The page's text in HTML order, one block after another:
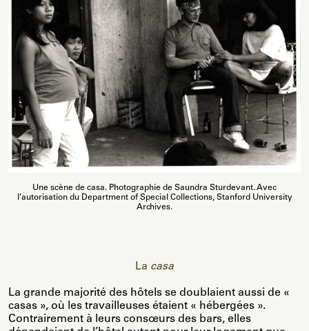
Une scène de casa. Photographie de Saundra Sturdevant. Avec
l’autorisation du Department of Special Collections, Stanford University
Archives.
La casa
La grande majorité des hôtels se doublaient aussi de «
casas », où les travailleuses étaient « hébergées ».
Contrairement à leurs consœurs des bars, elles